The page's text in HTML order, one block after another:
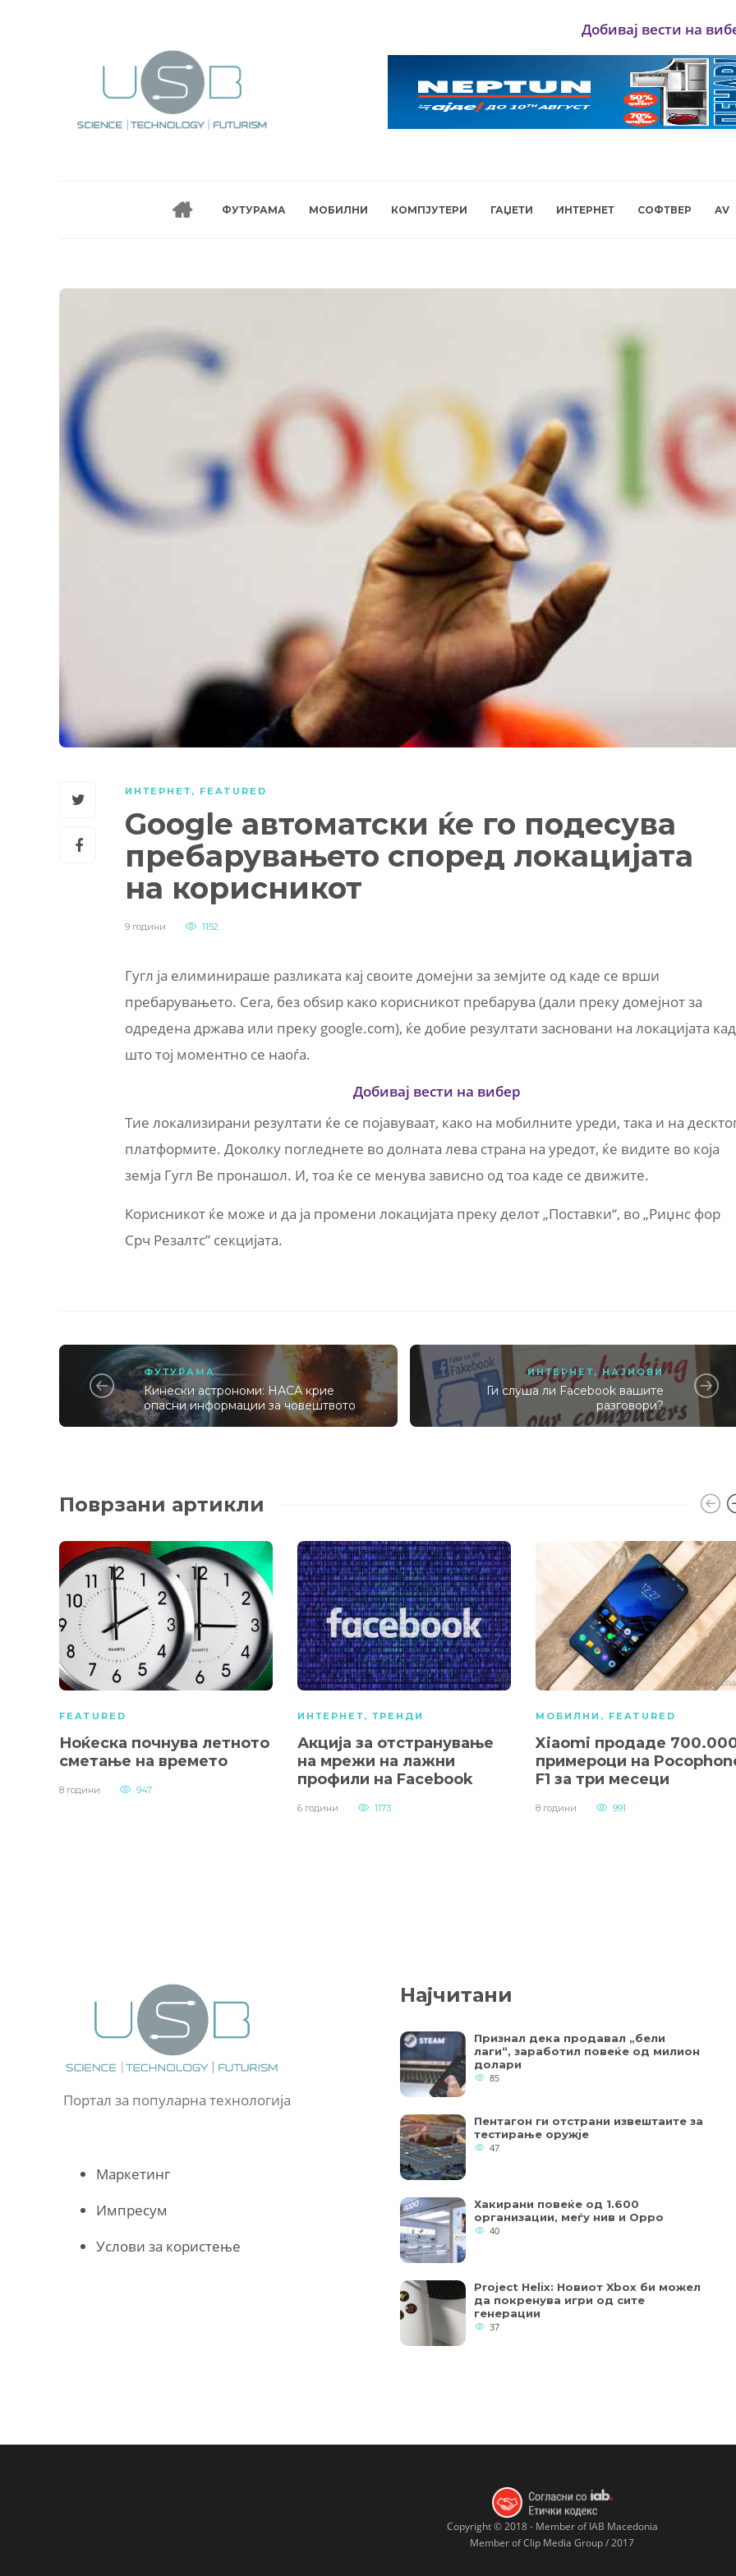
Добивај вести на
ФУТУРАМА МОБИЛНИ КОМПЈУТЕРИ ГАЏЕТИ ИНТЕРНЕТ СОФТВЕР AV
ИНТЕРНЕТ, FEATURED
Google автоматски ќе го подесува
пребарувањето според локацијата
на корисникот
9 години 1152
Гугл ја елиминираше разликата кај своите домејни за земјите од каде се врши
пребарувањето. Сега, без обѕир како корисникот пребарува (дали преку домејнот за
одредена држава или преку google.com), ќе добие резултати засновани на локацијата
што тој моментно се наоѓа.
Добивај вести на вибер
Тие локализирани резултати ќе се појавуваат, како на мобилните уреди, така и на
платформите. Доколку погледнете во долната лева страна на уредот, ќе видите во која
земја Гугл Ве пронашол. И, тоа ќе се менува зависно од тоа каде се движите.
Корисникот ќе може и да ја промени локацијата преку делот „Поставки“, во „Риџнс фор
Срч Резалтс” секцијата.
ФУТУРАМА
Кинески астрономи: НАСА крие
опасни информации за човештвото
ИНТЕРНЕТ ,НАЈНОВИ
Ги слуша ли Facebook вашите
разговори?
Поврзани артикли
FEATURED
Ноќеска почнува летното
сметање на времето
8 години 947
ИНТЕРНЕТ, ТРЕНДИ
Акција за отстранување
на мрежи на лажни
профили на Facebook
6 години 1173
МОБИЛНИ , FEATURED
Xiaomi продаде
примероци на
F1 за три месеци
8 години 991
Портал за популарна технологија
Маркетинг
Импресум
Услови за користење
Најчитани
Признал дека продавал „бели
лаги“, заработил повеќе од милион
долари
85
Пентагон ги отстрани извештаите за
тестирање оружје
47
Хакирани повеќе од 1.600
организации, меѓу нив и Oppo
40
Project Helix: Новиот Xbox би можел
да покренува игри од сите
генерации
37
Copyright © 2018 - Member of IAB Macedonia
Member of Clip Media Group / 2017